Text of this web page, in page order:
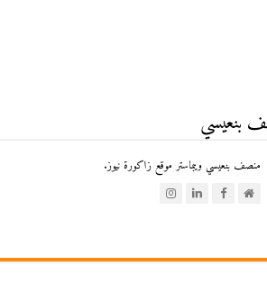
بنعيسي
منصف بنعيسي ويبماستر موقع زاكورة نيوز.